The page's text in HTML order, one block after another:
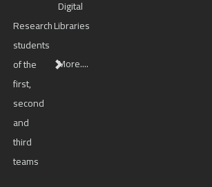
Research
students
of the
first,
second
and
third
teams
Digital
Libraries
More....